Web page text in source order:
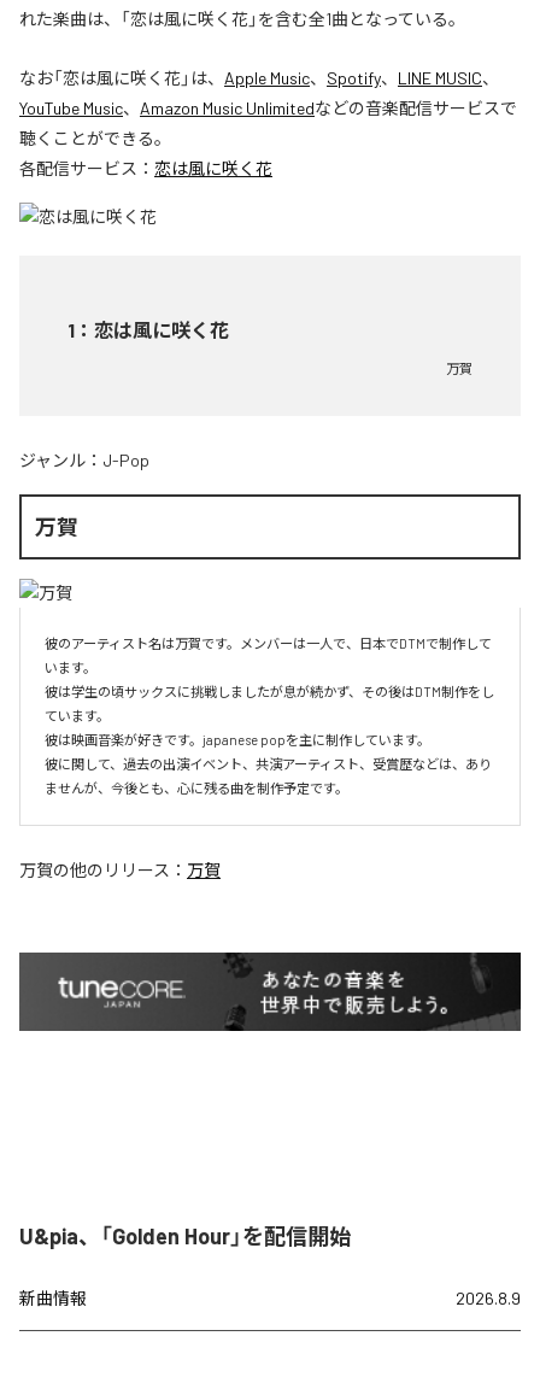
れた楽曲は、「恋は風に咲く花」を含む全1曲となっている。
なお「恋は風に咲く花」は、 Apple Music、 Spotify、 LINE MUSIC、
YouTube Music、 Amazon Music Unlimitedなどの音楽配信サービスで
聴くことができる。
各配信サービス： 恋は風に咲く花
1 ： 恋は風に咲く花
万賀
ジャンル： J-Pop
万賀
彼のアーティスト名は万賀です。メンバーは一人で、日本でDTMで制作して
います。
彼は学生の頃サックスに挑戦しましたが息が続かず、その後はDTM制作をし
ています。
彼は映画音楽が好きです。japanese popを主に制作しています。
彼に関して、過去の出演イベント、共演アーティスト、受賞歴などは、あり
ませんが、今後とも、心に残る曲を制作予定です。
万賀の他のリリース： 万賀
U&pia、「Golden Hour」を配信開始
新曲情報 2026.8.9